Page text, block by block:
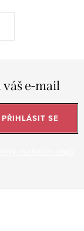
e-mail
PŘIHLÁSIT SE